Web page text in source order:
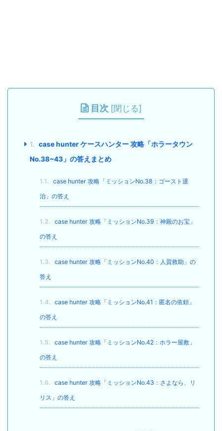
目次 [閉じる]
1. case hunter ケースハンター 攻略「ホラータウン
No.38~43」の答えまとめ
1.1. case hunter 攻略「ミッションNo.38：ゴースト退
治」の答え
1.2. case hunter 攻略「ミッションNo.39：神殿のお宝」
の答え
1.3. case hunter 攻略「ミッションNo.40：人質救助」の
答え
1.4. case hunter 攻略「ミッションNo.41：匿名の依頼」
の答え
1.5. case hunter 攻略「ミッションNo.42：ホラー屋敷」
の答え
1.6. case hunter 攻略「ミッションNo.43：さよなら、リ
リス」の答え